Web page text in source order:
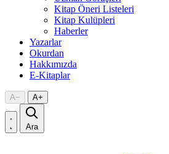
Kitap Öneri Listeleri
Kitap Kulüpleri
Haberler
Yazarlar
Okurdan
Hakkımızda
E-Kitaplar
A− A+
Ara